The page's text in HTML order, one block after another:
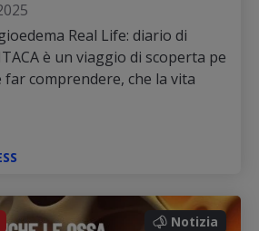
Real Life: diario di
è un viaggio di scoperta pe
comprendere, che la vita
Notizia
Notizia